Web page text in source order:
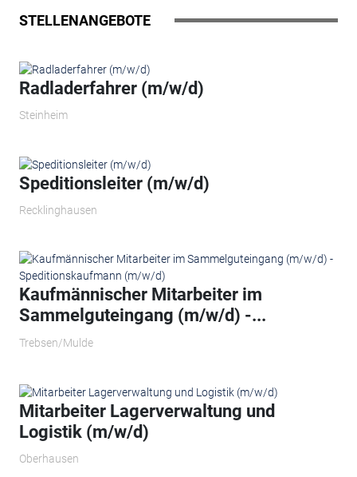
STELLENANGEBOTE
Radladerfahrer (m/w/d)
Steinheim
Speditionsleiter (m/w/d)
Recklinghausen
Kaufmännischer Mitarbeiter im
Sammelguteingang (m/w/d) -...
Trebsen/Mulde
Mitarbeiter Lagerverwaltung und
Logistik (m/w/d)
Oberhausen